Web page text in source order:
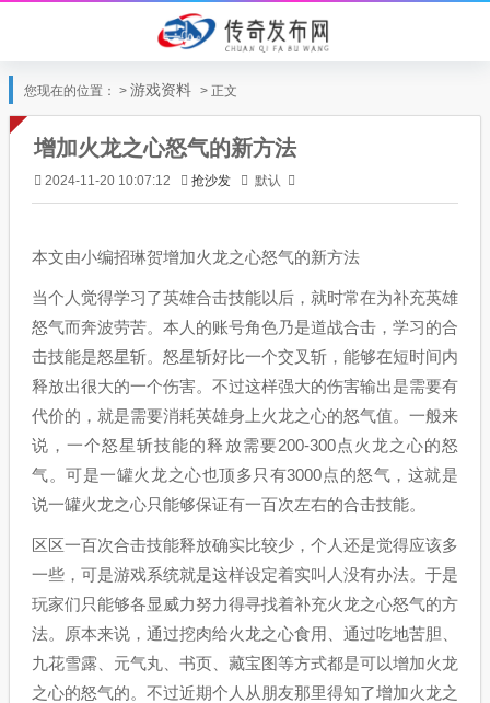
您现在的位置： > 游戏资料 > 正文
增加火龙之心怒气的新方法
2024-11-20 10:07:12 抢沙发 默认
本文由小编招琳贺增加火龙之心怒气的新方法
当个人觉得学习了英雄合击技能以后，就时常在为补充英雄
怒气而奔波劳苦。本人的账号角色乃是道战合击，学习的合
击技能是怒星斩。怒星斩好比一个交叉斩，能够在短时间内
释放出很大的一个伤害。不过这样强大的伤害输出是需要有
代价的，就是需要消耗英雄身上火龙之心的怒气值。一般来
说，一个怒星斩技能的释放需要200-300点火龙之心的怒
气。可是一罐火龙之心也顶多只有3000点的怒气，这就是
说一罐火龙之心只能够保证有一百次左右的合击技能。
区区一百次合击技能释放确实比较少，个人还是觉得应该多
一些，可是游戏系统就是这样设定着实叫人没有办法。于是
玩家们只能够各显威力努力得寻找着补充火龙之心怒气的方
法。原本来说，通过挖肉给火龙之心食用、通过吃地苦胆、
九花雪露、元气丸、书页、藏宝图等方式都是可以增加火龙
之心的怒气的。不过近期个人从朋友那里得知了增加火龙之